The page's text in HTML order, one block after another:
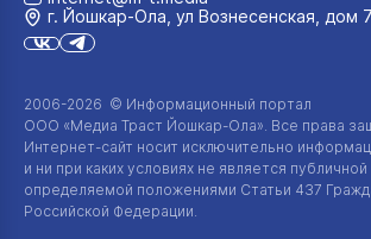
2006-2026 © Информационный портал
ООО «Медиа Траст Йошкар-Ола». Все права
Интернет-сайт носит исключительно
и ни при каких условиях не является
определяемой положениями Статьи 437
Российской Федерации.
г. Йошкар‑Ола, ул Вознесенская, дом